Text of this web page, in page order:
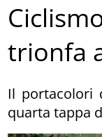
trionfa
Il portacolori
quarta tappa